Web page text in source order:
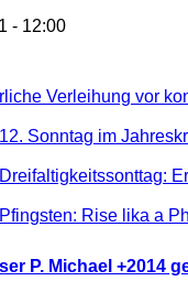
- 12:00
Verleihung vor
Sonntag im
Rise lika a
P. Michael +2014